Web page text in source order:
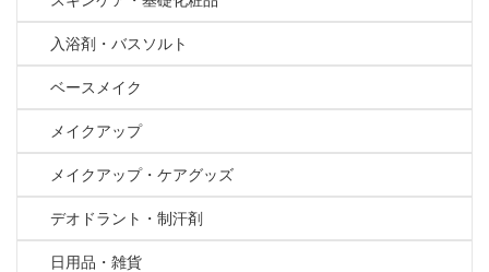
入浴剤・バスソルト
ベースメイク
メイクアップ
メイクアップ・ケアグッズ
デオドラント・制汗剤
日用品・雑貨